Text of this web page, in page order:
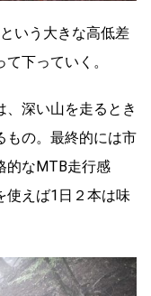
いう大きな高低差
下っていく。
、深い山を走るとき
もの。最終的には市
的なMTB走行感
使えば1日２本は味